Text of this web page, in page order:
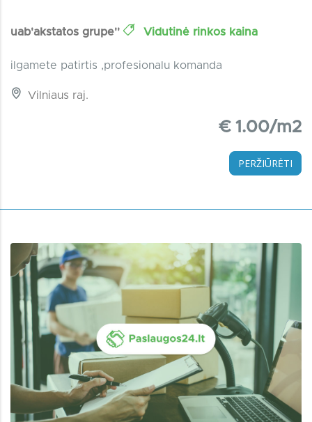
uab'akstatos grupe'' Vidutinė rinkos kaina
ilgamete patirtis ,profesionalu komanda
Vilniaus raj.
€ 1.00/m2
PERŽIŪRĖTI